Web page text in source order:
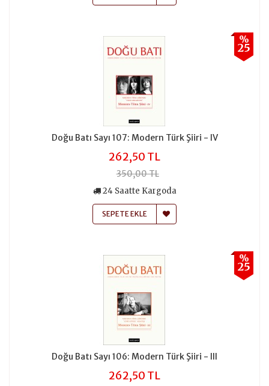
%
25
Doğu Batı Sayı 107: Modern Türk Şiiri - IV
262,50 TL
350,00 TL
24 Saatte Kargoda
SEPETE EKLE
%
25
Doğu Batı Sayı 106: Modern Türk Şiiri - III
262,50 TL